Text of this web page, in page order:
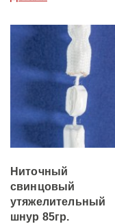
Ниточный
свинцовый
утяжелительный
шнур 85гр.